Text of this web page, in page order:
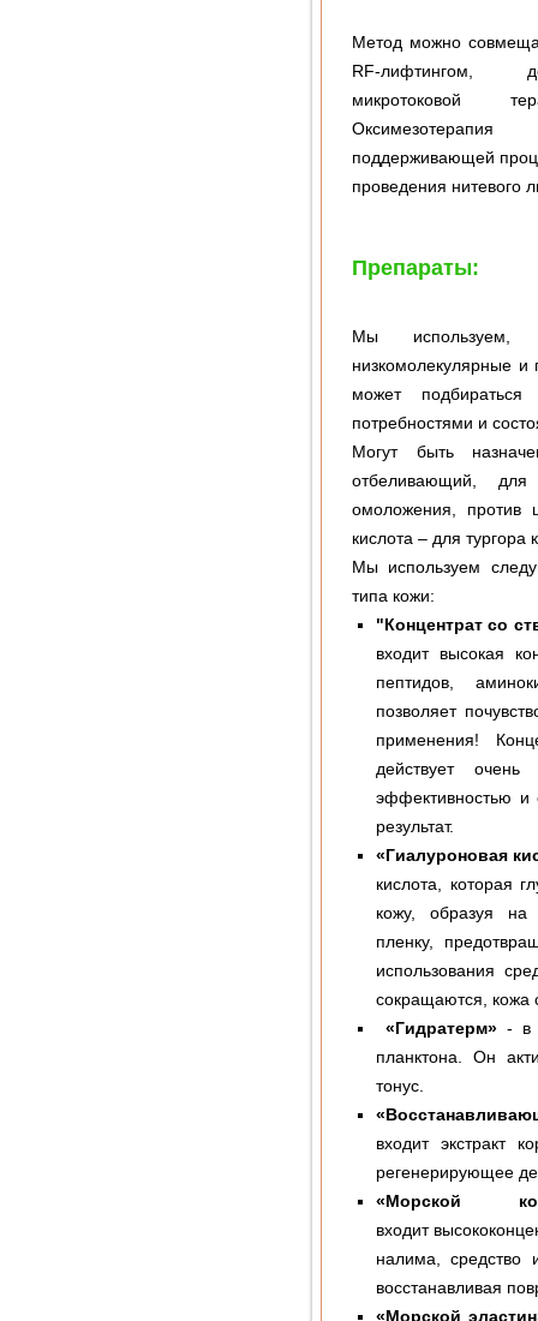
Метод можно
RF-лифтингом,
микротоковой
поддерживающей
проведения нитевого
Препараты:
Мы используем,
низкомолекулярные и
может
потребностями и
Могут быть
отбеливающий,
омоложения, против
кислота – для тургора
Мы используем
типа кожи:
"Концентрат со
входит высокая
пептидов,
позволяет
применения!
действует очень
эффективностью и
результат.
«Гиалуроновая
кислота, которая
кожу, образуя на
пленку,
использования
сокращаются, кожа
«Гидратерм» - в
планктона. Он
тонус.
входит экстракт
регенерирующее
«Морской
входит
налима, средство
восстанавливая
«Морской